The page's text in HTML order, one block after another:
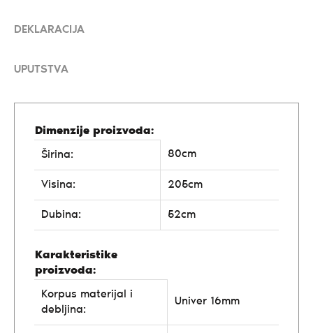
DEKLARACIJA
UPUTSTVA
Dimenzije proizvoda:
Širina:
80cm
Visina: 205cm
Dubina: 52cm
Karakteristike
proizvoda:
Korpus materijal i
debljina:
Univer 16mm